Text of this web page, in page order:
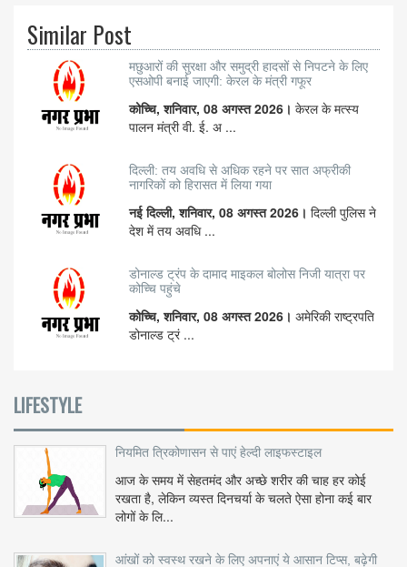
Similar Post
मछुआरों की सुरक्षा और समुद्री हादसों से निपटने के लिए
एसओपी बनाई जाएगी: केरल के मंत्री गफूर
कोच्चि, शनिवार, 08 अगस्त 2026। केरल के मत्स्य
पालन मंत्री वी. ई. अ ...
दिल्ली: तय अवधि से अधिक रहने पर सात अफ्रीकी
नागरिकों को हिरासत में लिया गया
नई दिल्ली, शनिवार, 08 अगस्त 2026। दिल्ली पुलिस ने
देश में तय अवधि ...
डोनाल्ड ट्रंप के दामाद माइकल बोलोस निजी यात्रा पर
कोच्चि पहुंचे
कोच्चि, शनिवार, 08 अगस्त 2026। अमेरिकी राष्ट्रपति
डोनाल्ड ट्रं ...
LIFESTYLE
नियमित त्रिकोणासन से पाएं हेल्दी लाइफस्टाइल
आज के समय में सेहतमंद और अच्छे शरीर की चाह हर कोई
रखता है, लेकिन व्यस्त दिनचर्या के चलते ऐसा होना कई बार
लोगों के लि...
आंखों को स्वस्थ रखने के लिए अपनाएं ये आसान टिप्स, बढ़ेगी